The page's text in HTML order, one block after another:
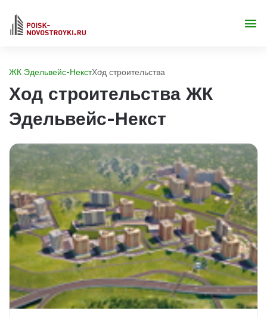
ЖК Эдельвейс-НекстХод строительства
Ход строительства ЖК
Эдельвейс-Некст